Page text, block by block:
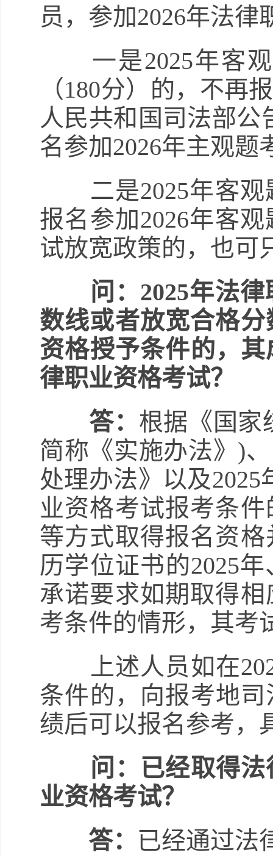
员，参加2026年法
一是2025年客观
（180分）的，不再
人民共和国司法部公
名参加2026年主观题
二是2025年客观
报名参加2026年客
试放宽政策的，也可
问：2025年法
数线或者放宽合格
资格授予条件的，
律职业资格考试？
答： 根据《国家
简称《实施办法》)
处理办法》以及
业资格考试报考条
等方式取得报名资
历学位证书的2025
承诺要求如期取得
考条件的情形，其考
上述人员如在
条件的，向报考地
绩后可以报名参考，
问：已经取得
业资格考试？
答： 已经通过法